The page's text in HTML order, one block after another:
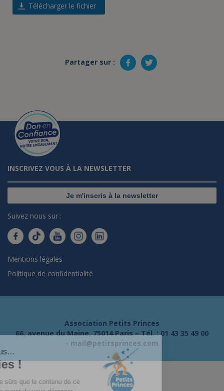
Salut c'est nous...
les Cookies !
On a attendu d'être sûrs que le contenu de ce
Télécharger le fichier
Partager sur :
INSCRIVEZ VOUS À LA NEWSLETTER
Je m'inscris à la newsletter
Suivez nous sur :
Mentions légales
Politique de confidentialité
Association Petits Princes
66, avenue du Maine, 75014 Paris – Tél. :01 43 35 49 00
- mail@petitsprinces.com